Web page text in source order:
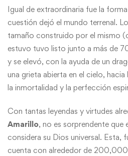
Igual de extraordinaria fue la
cuestión dejó el mundo terrenal.
tamaño construido por el mismo
estuvo tuvo listo junto a más de
y se elevó, con la ayuda de un
una grieta abierta en el cielo,
la inmortalidad y la perfección
Con tantas leyendas y virtudes
Amarillo, no es sorprendente que
considera su Dios universal. Esta,
cuenta con alrededor de